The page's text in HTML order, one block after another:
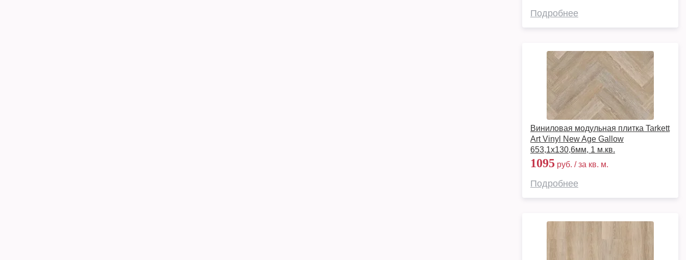
Подробнее
Виниловая модульная плитка Tarkett
Art Vinyl New Age Gallow
653,1х130,6мм, 1 м.кв.
1095 руб. / за кв. м.
Подробнее